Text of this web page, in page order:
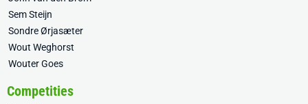
Sem Steijn
Sondre Ørjasæter
Wout Weghorst
Wouter Goes
Competities